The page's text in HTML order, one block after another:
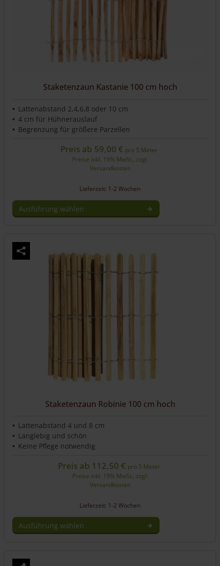
Staketenzaun Kastanie 100 cm hoch
Lattenabstand 2,4,6,8 oder 10 cm
4 cm für Hühnerauslauf
Begrenzung für größere Parzellen
Preis ab 59,00 € pro 5 Meter
Preise inkl. 19% MwSt., zzgl.
Versandkosten
Lieferzeit: 1-2 Wochen
Ausführung wählen
weist
mehrere
Staketenzaun Robinie 100 cm hoch
Lattenabstand 4 und 8 cm
Langlebig und schön
Keine Pflege notwendig
Preis ab 112,50 € pro 5 Meter
Preise inkl. 19% MwSt., zzgl.
Versandkosten
Lieferzeit: 1-2 Wochen
Ausführung wählen
weist